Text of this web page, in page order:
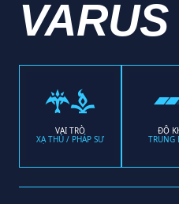
VARUS
VAI TRÒ
XẠ THỦ / PHÁP SƯ
ĐỘ
TRUNG